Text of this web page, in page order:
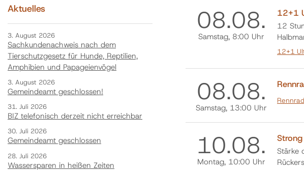
08.08.
Samstag, 8:00 Uhr
12+1
12
unter
12+1
08.08.
Samstag, 13:00 Uhr
10.08.
Montag, 10:00 Uhr
Stärke
Aktuelles
3. August 2026
Sachkundenachweis nach dem
Tierschutzgesetz für Hunde, Reptilien,
Amphibien und Papageienvögel
3. August 2026
Gemeindeamt geschlossen!
31. Juli 2026
BIZ telefonisch derzeit nicht erreichbar
30. Juli 2026
Gemeindeamt geschlossen
28. Juli 2026
Wassersparen in heißen Zeiten